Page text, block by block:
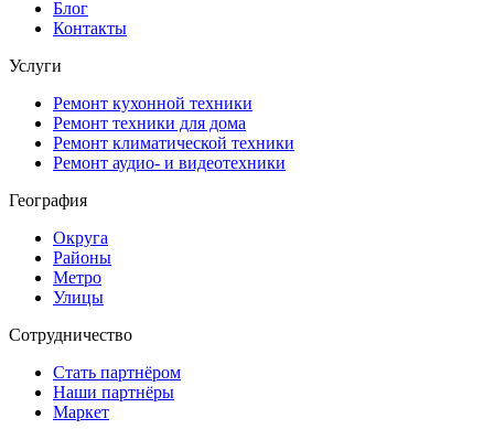
Блог
Контакты
Услуги
Ремонт кухонной техники
Ремонт техники для дома
Ремонт климатической техники
Ремонт аудио- и видеотехники
География
Округа
Районы
Метро
Улицы
Сотрудничество
Стать партнёром
Наши партнёры
Маркет